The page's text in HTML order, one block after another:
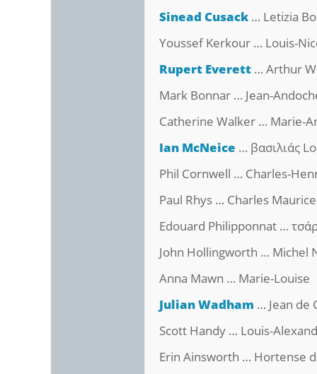
Sinead Cusack … Letizia
Youssef Kerkour … Louis-
Rupert Everett … Arthur
Mark Bonnar … Jean-
Catherine Walker … Marie-
Ian McNeice … βασιλιάς
Phil Cornwell … Charles-
Paul Rhys … Charles
Edouard Philipponnat …
John Hollingworth … Michel
Anna Mawn … Marie-Louise
Julian Wadham … Jean de
Scott Handy … Louis-
Erin Ainsworth … Hortense